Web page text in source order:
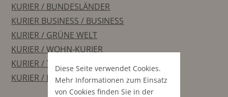
KURIER / BUNDESLÄNDER
KURIER BUSINESS / BUSINESS
KURIER / GRÜNE WELT
KURIER / WOHN-KURIER
KURIER / TRANSPORT & NUTZFAHRZEUGE
KURIER / JOB & BUSINESS AT
Diese Seite verwendet Cookies.
Mehr Informationen zum Einsatz
von Cookies finden Sie in der